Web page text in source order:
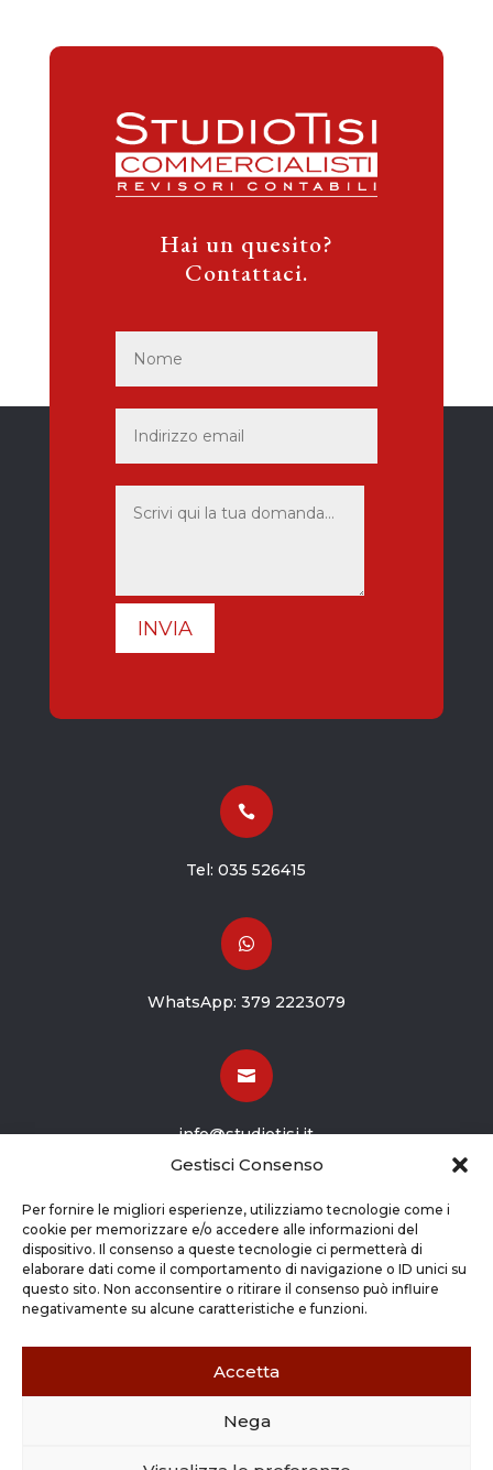
Gestisci Consenso
Per fornire le migliori esperienze, utilizziamo tecnologie come i
cookie per memorizzare e/o accedere alle informazioni del
dispositivo. Il consenso a queste tecnologie ci permetterà di
elaborare dati come il comportamento di navigazione o ID unici su
questo sito. Non acconsentire o ritirare il consenso può influire
negativamente su alcune caratteristiche e funzioni.
Accetta
Nega
Hai un quesito?
Contattaci.
INVIA

Tel:035 526415

WhatsApp: 379 2223079

info@studiotisi.it

Viale Europa 8
Grassobbio BG (24050)
Copyright © 2026 STUDIO TISI SRL –